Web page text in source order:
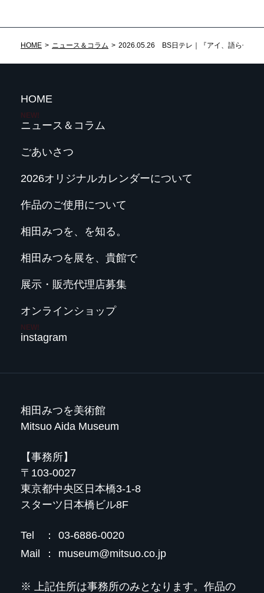
HOME ニュース＆コラム 2026.05.26 BS日テレ｜『アイ、語らせて
HOME
ニュース＆コラム
ごあいさつ
2026オリジナルカレンダーについて
作品のご使用について
相田みつを、を知る。
相田みつを展を、貴館で
展示・販売代理店募集
オンラインショップ
instagram
相田みつを美術館
Mitsuo Aida Museum
【事務所】
〒103-0027
東京都中央区日本橋3-1-8
スターツ日本橋ビル8F
Tel ：
03-6886-0020
Mail
： museum@mitsuo.co.jp
※ 上記住所は事務所のみとなります。作品の